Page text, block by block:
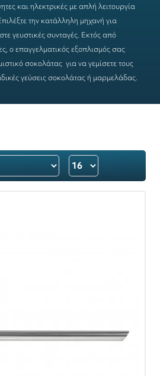
και ηλεκτρικές με απλή λειτουργία
την κατάλληλη μηχανή για
γευστικές συνταγές. Εκτός από
ο επαγγελματικός εξοπλισμός σας
σοκολάτας για να γεμίσετε τους
γεύσεις σοκολάτας ή μαρμελάδας.